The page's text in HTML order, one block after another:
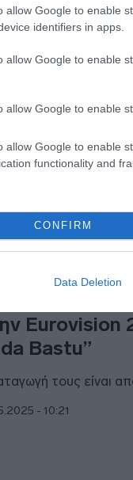
allow Google to enable
identifiers in apps.
allow Google to enable
allow Google to enable
allow Google to enable
functionality and
CONFIRM
Data Deletion
– «Είμαι
συνδέει μία φιλία
- 11:08
Eurovision
Bastu”
τους είναι
- 10:21